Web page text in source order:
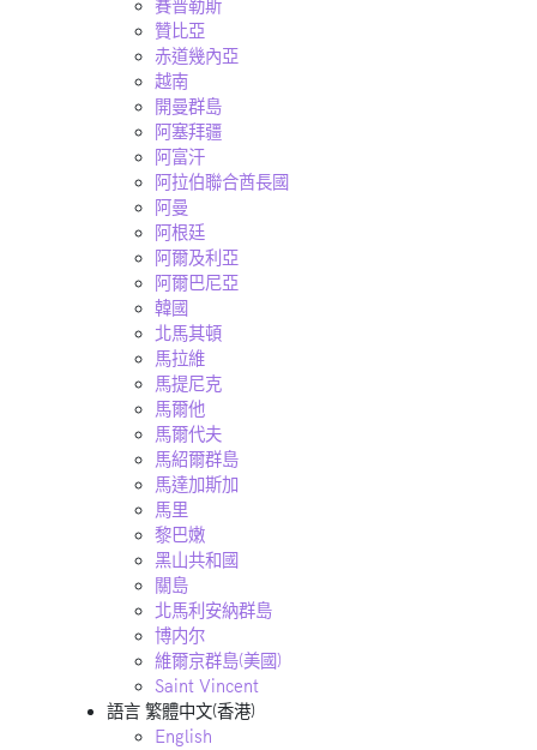
賽普勒斯
贊比亞
赤道幾內亞
越南
開曼群島
阿塞拜疆
阿富汗
阿拉伯聯合酋長國
阿曼
阿根廷
阿爾及利亞
阿爾巴尼亞
韓國
北馬其頓
馬拉維
馬提尼克
馬爾他
馬爾代夫
馬紹爾群島
馬達加斯加
馬里
黎巴嫩
黑山共和國
關島
北馬利安納群島
博内尔
維爾京群島(美國)
Saint Vincent
語言 繁體中文(香港)
English